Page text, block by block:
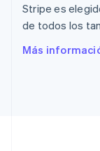
Stripe es
de todos los
Más
República
English
English